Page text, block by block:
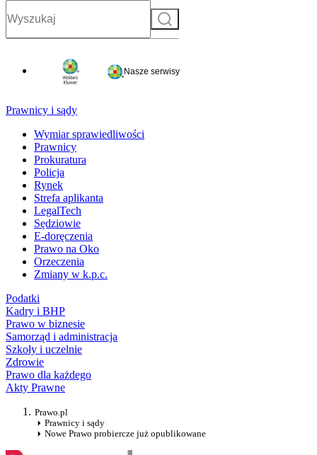
Szukaj
Nasze serwisy
Prawnicy i sądy
Wymiar sprawiedliwości
Prawnicy
Prokuratura
Policja
Rynek
Strefa aplikanta
LegalTech
Sędziowie
E-doręczenia
Prawo na Oko
Orzeczenia
Zmiany w k.p.c.
Podatki
Kadry i BHP
Prawo w biznesie
Samorząd i administracja
Szkoły i uczelnie
Zdrowie
Prawo dla każdego
Akty Prawne
Prawo.pl
Prawnicy i sądy
Nowe Prawo probiercze już opublikowane